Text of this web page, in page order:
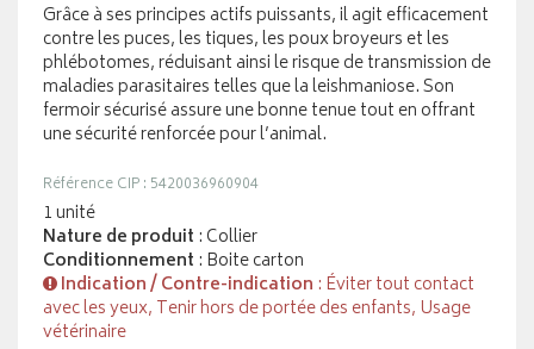
Grâce à ses principes actifs puissants, il agit efficacement
contre les puces, les tiques, les poux broyeurs et les
phlébotomes, réduisant ainsi le risque de transmission de
maladies parasitaires telles que la leishmaniose. Son
fermoir sécurisé assure une bonne tenue tout en offrant
une sécurité renforcée pour l’animal.
Référence CIP : 5420036960904
1 unité
Nature de produit : Collier
Conditionnement : Boite carton
Indication / Contre-indication : Éviter tout contact
avec les yeux, Tenir hors de portée des enfants, Usage
vétérinaire